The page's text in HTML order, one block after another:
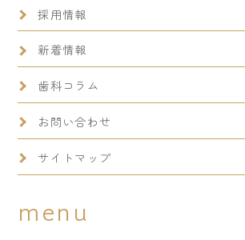
採用情報
新着情報
歯科コラム
お問い合わせ
サイトマップ
menu